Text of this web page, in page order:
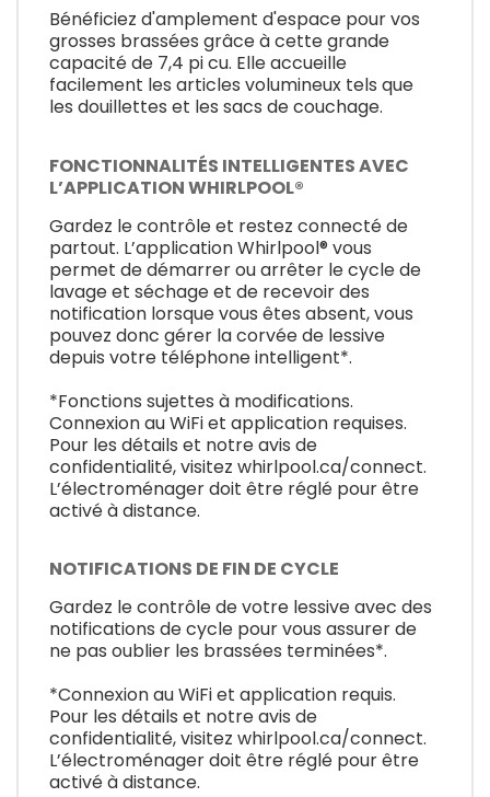
Bénéficiez d'amplement d'espace pour vos
grosses brassées grâce à cette grande
capacité de 7,4 pi cu. Elle accueille
facilement les articles volumineux tels que
les douillettes et les sacs de couchage.
FONCTIONNALITÉS INTELLIGENTES AVEC
L’APPLICATION WHIRLPOOL®
Gardez le contrôle et restez connecté de
partout. L’application Whirlpool® vous
permet de démarrer ou arrêter le cycle de
lavage et séchage et de recevoir des
notification lorsque vous êtes absent, vous
pouvez donc gérer la corvée de lessive
depuis votre téléphone intelligent*.
*Fonctions sujettes à modifications.
Connexion au WiFi et application requises.
Pour les détails et notre avis de
confidentialité, visitez whirlpool.ca/connect.
L’électroménager doit être réglé pour être
activé à distance.
NOTIFICATIONS DE FIN DE CYCLE
Gardez le contrôle de votre lessive avec des
notifications de cycle pour vous assurer de
ne pas oublier les brassées terminées*.
*Connexion au WiFi et application requis.
Pour les détails et notre avis de
confidentialité, visitez whirlpool.ca/connect.
L’électroménager doit être réglé pour être
activé à distance.